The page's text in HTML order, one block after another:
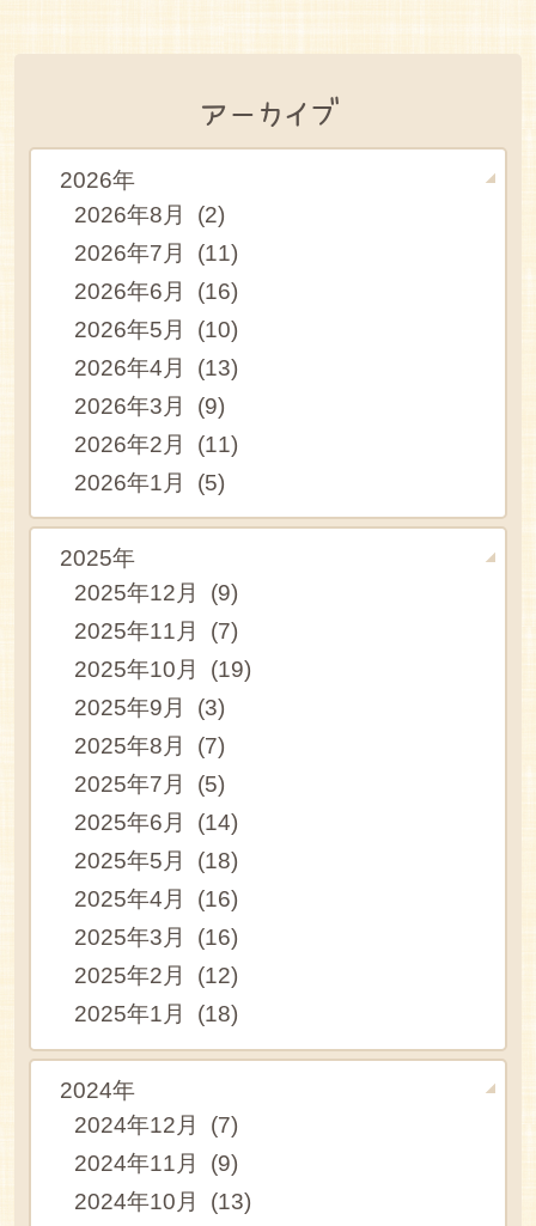
アーカイブ
2026年
2026年8月 (2)
2026年7月 (11)
2026年6月 (16)
2026年5月 (10)
2026年4月 (13)
2026年3月 (9)
2026年2月 (11)
2026年1月 (5)
2025年
2025年12月 (9)
2025年11月 (7)
2025年10月 (19)
2025年9月 (3)
2025年8月 (7)
2025年7月 (5)
2025年6月 (14)
2025年5月 (18)
2025年4月 (16)
2025年3月 (16)
2025年2月 (12)
2025年1月 (18)
2024年
2024年12月 (7)
2024年11月 (9)
2024年10月 (13)